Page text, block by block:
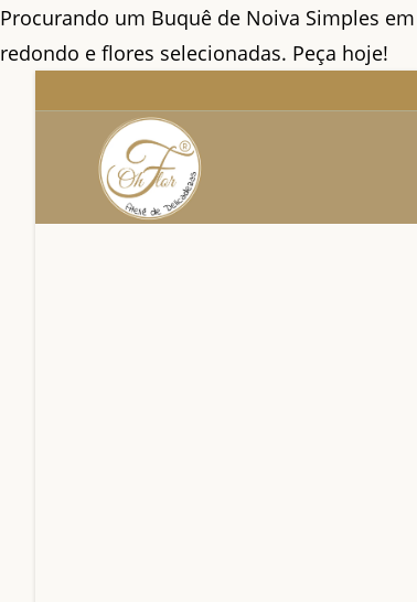
Procurando um Buquê de Noiva Simples
redondo e flores selecionadas. Peça hoje!